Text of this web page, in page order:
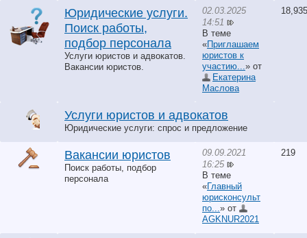
Юридические услуги.
Поиск работы,
подбор персонала
Услуги юристов и адвокатов.
Вакансии юристов.
02.03.2025
14:51
В теме
«Приглашаем
юристов к
участию... » от
Екатерина
Маслова
18,935
Услуги юристов и адвокатов
Юридические услуги: спрос и предложение
Вакансии юристов
Поиск работы, подбор
персонала
09.09.2021
16:25
В теме
«Главный
юрисконсульт
по... » от
AGKNUR2021
219